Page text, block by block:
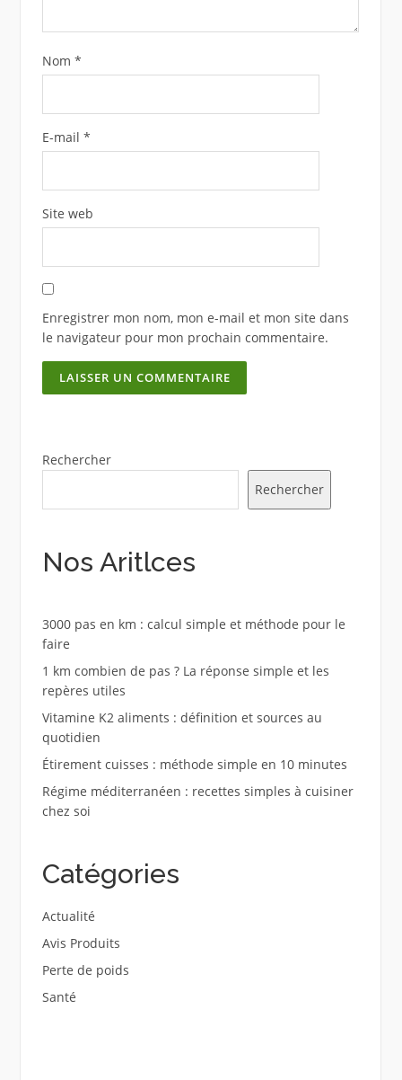
Nom *
E-mail *
Site web
Enregistrer mon nom, mon e-mail et mon site dans
le navigateur pour mon prochain commentaire.
Rechercher
Rechercher
Nos Aritlces
3000 pas en km : calcul simple et méthode pour le
faire
1 km combien de pas ? La réponse simple et les
repères utiles
Vitamine K2 aliments : définition et sources au
quotidien
Étirement cuisses : méthode simple en 10 minutes
Régime méditerranéen : recettes simples à cuisiner
chez soi
Catégories
Actualité
Avis Produits
Perte de poids
Santé